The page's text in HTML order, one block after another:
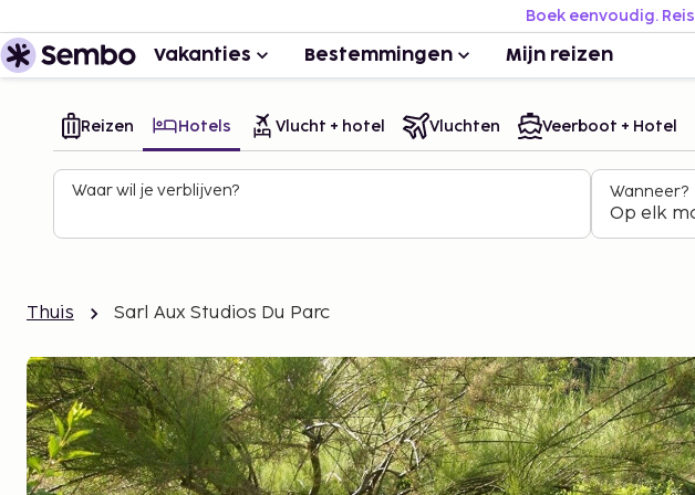
Boek eenvoudig.
Vakanties Bestemmingen Mijn reizen
Reizen Hotels Vlucht + hotel Vluchten Veerboot + Hotel
Waar wil je verblijven? Wanneer?
Op elk
Thuis Sarl Aux Studios Du Parc